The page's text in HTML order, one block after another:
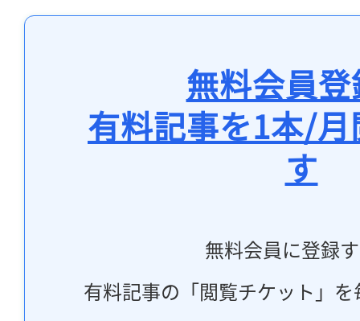
無料会員
有料記事を1本/
す
無料会員に登録
有料記事の「閲覧チケット」